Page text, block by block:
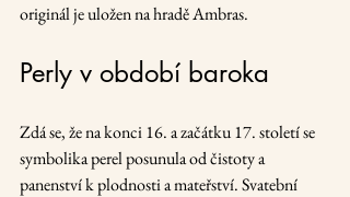
originál je uložen na hradě Ambras.
Perly v období baroka
Zdá se, že na konci 16. a začátku 17. století se
symbolika perel posunula od čistoty a
panenství k plodnosti a mateřství. Svatební